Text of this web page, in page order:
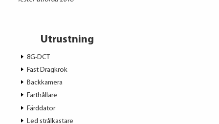
Utrustning
8G-DCT
Fast Dragkrok
Backkamera
Farthållare
Färddator
Led strålkastare